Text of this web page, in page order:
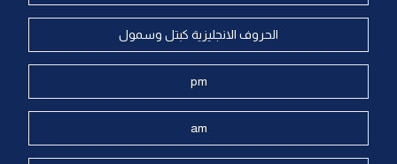
الحروف الانجليزية كبتل وسمول
pm
am